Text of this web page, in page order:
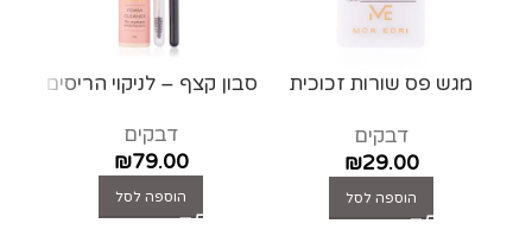
מגש פס שורות זכוכית
דבקים
₪29.00
הוספה לסל
סבון קצף – לניקוי הריסים
דבקים
₪79.00
הוספה לסל